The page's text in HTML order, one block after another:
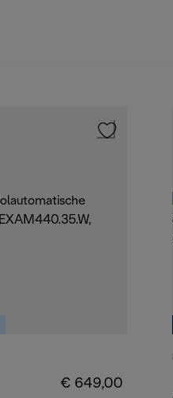
€ 649,00